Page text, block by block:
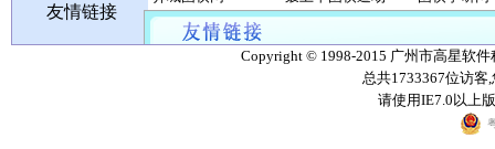
友情链接
丹朱棋战队
无忧围棋
Copyright © 1998-2015 广州市高星软
总共1733367位访客
请使用IE7.0以上